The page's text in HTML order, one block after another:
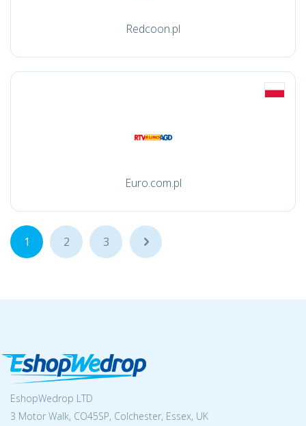
Redcoon.pl
Euro.com.pl
1 2 3 ...
EshopWedrop LTD
3 Motor Walk, CO45SP, Colchester, Essex, UK